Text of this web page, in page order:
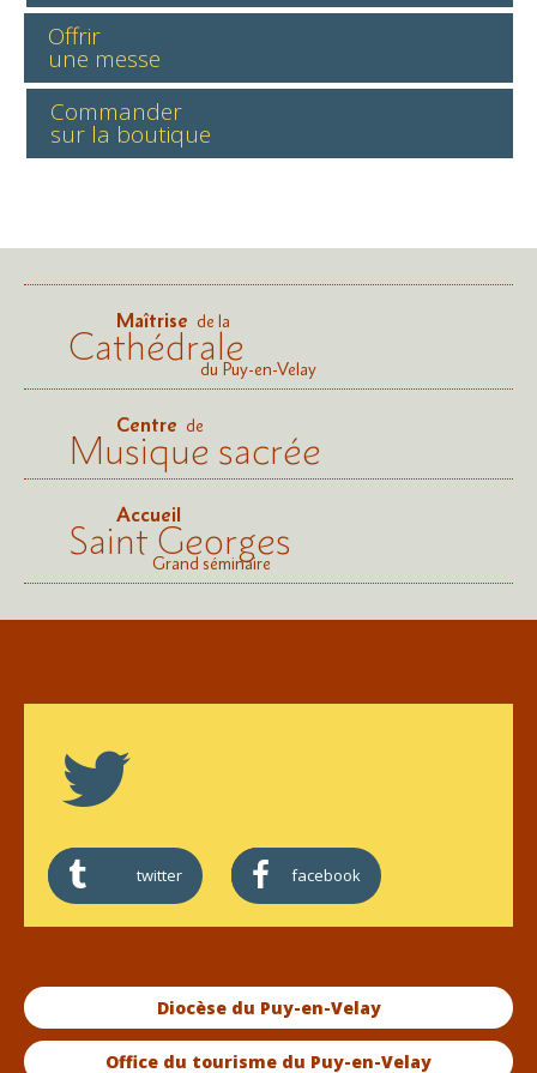
Offrir
une messe
Commander
sur la boutique
Maîtrise de la
Cathédraledu Puy-en-Velay
Centre de
Musique sacrée
Accueil
Saint Georges
Grand séminaire
twitter facebook
Diocèse du Puy-en-Velay
Office du tourisme du Puy-en-Velay